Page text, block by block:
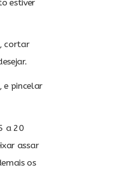
estiver
cortar
e pincelar
a 20
assar
os